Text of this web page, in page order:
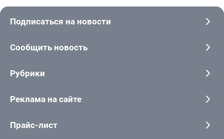
Подписаться на новости
Сообщить новость
Рубрики
Реклама на сайте
Прайс-лист